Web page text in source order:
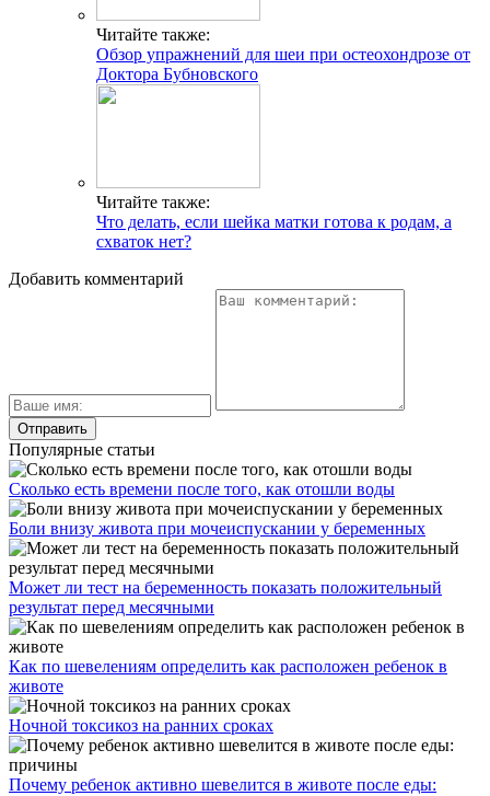
Читайте также:
Обзор упражнений для шеи при остеохондрозе от
Доктора Бубновского
Читайте также:
Что делать, если шейка матки готова к родам, а
схваток нет?
Добавить комментарий
Популярные статьи
Сколько есть времени после того, как отошли воды
Боли внизу живота при мочеиспускании у беременных
Может ли тест на беременность показать положительный
результат перед месячными
Как по шевелениям определить как расположен ребенок в
животе
Ночной токсикоз на ранних сроках
Почему ребенок активно шевелится в животе после еды: